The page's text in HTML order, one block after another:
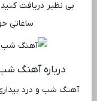
بی ‌نظیر دریافت
ساعاتی
درباره آهنگ
آهنگ شب و درد